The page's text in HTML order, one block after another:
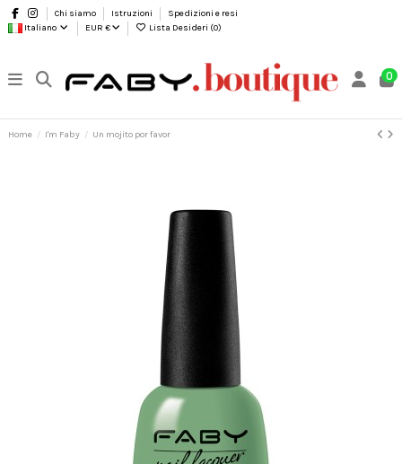
Chi siamo Istruzioni
Spedizioni e resi
Italiano
EUR € Lista Desideri (0)
0
Home I'm Faby Un mojito por favor